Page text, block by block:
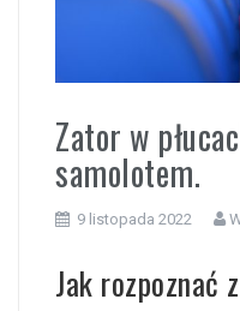
Zator w
samolotem.
9 listopada 2022
Jak rozpoznać